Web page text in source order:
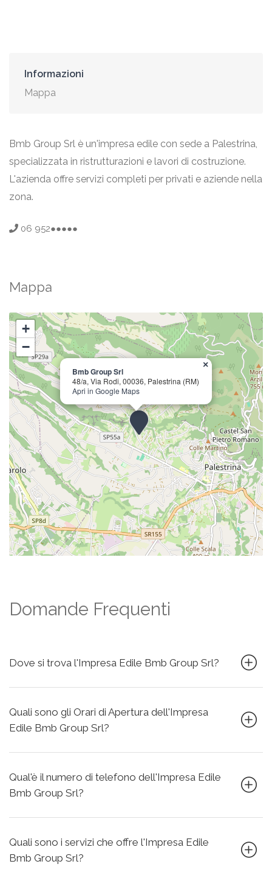
Informazioni
Mappa
Bmb Group Srl è un'impresa edile con sede a Palestrina,
specializzata in ristrutturazioni e lavori di costruzione.
L'azienda offre servizi completi per privati e aziende nella
zona.
06 952●●●●●
Mappa
Bmb Group Srl
48/a, Via Rodi, 00036, Palestrina (RM)
Apri in Google Maps
×
+
−
Domande Frequenti
Dove si trova l'Impresa Edile Bmb Group Srl?
Quali sono gli Orari di Apertura dell'Impresa
Edile Bmb Group Srl?
Qual'è il numero di telefono dell'Impresa Edile
Bmb Group Srl?
Quali sono i servizi che offre l'Impresa Edile
Bmb Group Srl?